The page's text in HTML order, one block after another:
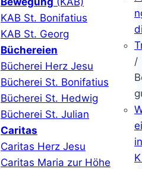
KAB St. Bonifatius
KAB St. Georg
Büchereien
Bücherei Herz Jesu
Bücherei St. Bonifatius
Bücherei St. Hedwig
Bücherei St. Julian
Caritas
Caritas Herz Jesu
Caritas Maria zur Höhe
/